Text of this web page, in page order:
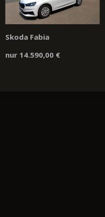
Skoda Fabia
nur 14.590,00 €